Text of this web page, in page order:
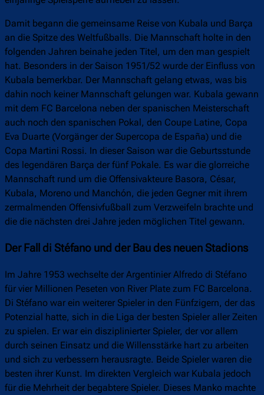
Damit begann die gemeinsame Reise von Kubala und Barça
an die Spitze des Weltfußballs. Die Mannschaft holte in den
folgenden Jahren beinahe jeden Titel, um den man gespielt
hat. Besonders in der Saison 1951/52 wurde der Einfluss von
Kubala bemerkbar. Der Mannschaft gelang etwas, was bis
dahin noch keiner Mannschaft gelungen war. Kubala gewann
mit dem FC Barcelona neben der spanischen Meisterschaft
auch noch den spanischen Pokal, den Coupe Latine, Copa
Eva Duarte (Vorgänger der Supercopa de España) und die
Copa Martini Rossi. In dieser Saison war die Geburtsstunde
des legendären Barça der fünf Pokale. Es war die glorreiche
Mannschaft rund um die Offensivakteure Basora, César,
Kubala, Moreno und Manchón, die jeden Gegner mit ihrem
zermalmenden Offensivfußball zum Verzweifeln brachte und
die die nächsten drei Jahre jeden möglichen Titel gewann.
Der Fall di Stéfano und der Bau des neuen Stadions
Im Jahre 1953 wechselte der Argentinier Alfredo di Stéfano
für vier Millionen Peseten von River Plate zum FC Barcelona.
Di Stéfano war ein weiterer Spieler in den Fünfzigern, der das
Potenzial hatte, sich in die Liga der besten Spieler aller Zeiten
zu spielen. Er war ein disziplinierter Spieler, der vor allem
durch seinen Einsatz und die Willensstärke hart zu arbeiten
und sich zu verbessern herausragte. Beide Spieler waren die
besten ihrer Kunst. Im direkten Vergleich war Kubala jedoch
für die Mehrheit der begabtere Spieler. Dieses Manko machte